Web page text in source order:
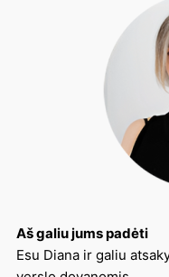
Aš galiu jums padėti
Esu Diana ir galiu